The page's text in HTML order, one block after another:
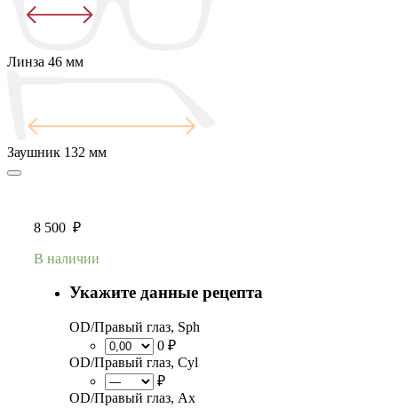
Линза 46 мм
Заушник 132 мм
8 500 ₽
В наличии
Укажите данные рецепта
OD/Правый глаз, Sph
0 ₽
OD/Правый глаз, Cyl
₽
OD/Правый глаз, Ax